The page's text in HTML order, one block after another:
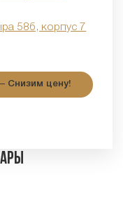
58б, корпус 7
Снизим цену!